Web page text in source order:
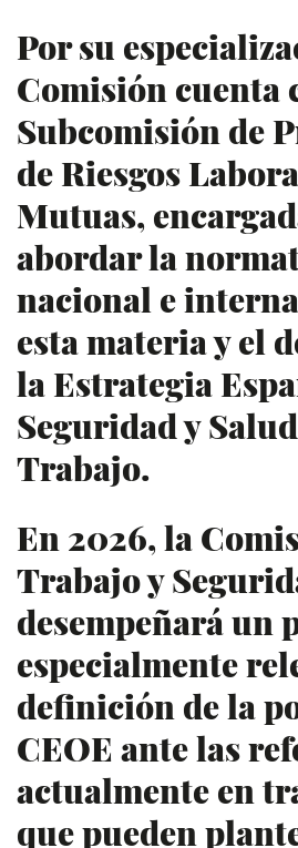
Por su
Comisión cuenta
Subcomisión de
de Riesgos
Mutuas,
abordar la
nacional e
esta materia y el
la Estrategia
Seguridad y
Trabajo.
En 2026, la
Trabajo y
desempeñará un
especialmente
definición de la
CEOE ante las
actualmente en
que pueden